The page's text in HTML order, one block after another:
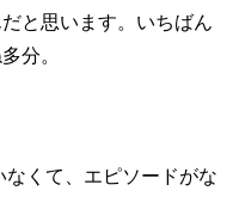
と思います。いちばん
分。
くて、エピソードがな